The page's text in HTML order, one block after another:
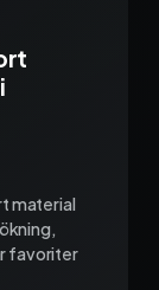
material
favoriter